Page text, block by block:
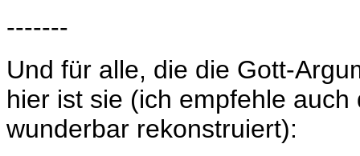
-------
Und für alle, die die Gott-
hier ist sie (ich empfehle
wunderbar rekonstruiert):